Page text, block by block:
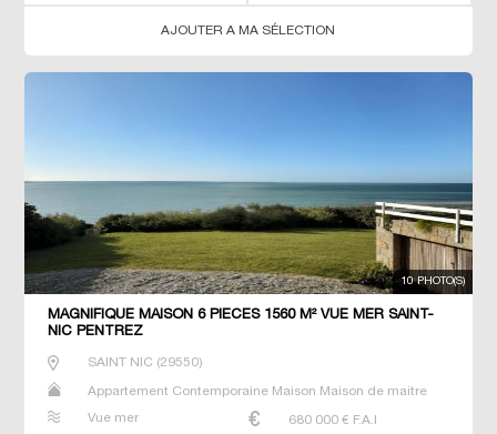
AJOUTER A MA SÉLECTION
10 PHOTO(S)
MAGNIFIQUE MAISON 6 PIECES 1560 M² VUE MER SAINT-
NIC PENTREZ
SAINT NIC(29550)
Appartement Contemporaine Maison Maison de maitre
Vue mer
680 000 € F.A.I